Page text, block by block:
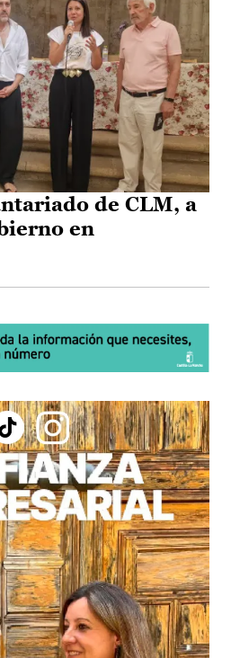
de CLM, a
en